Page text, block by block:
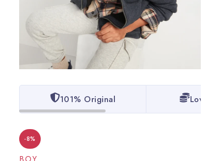
101% Original Lowest
-8%